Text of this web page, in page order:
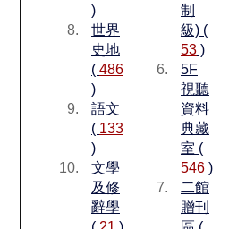
)
世界
史地
( 486
)
語文
( 133
)
文學
及修
辭學
制
級) (
53)
5F
視聽
資料
典藏
室 (
546)
二館
贈刊